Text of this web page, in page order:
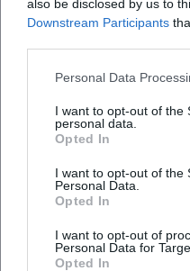
also be disclosed by us to
Downstream Participants
Personal Data
I want to opt-out of the
personal data.
Opted In
I want to opt-out of the
Personal Data.
Opted In
I want to opt-out of
Personal Data for
Opted In
Ist der
Findet die